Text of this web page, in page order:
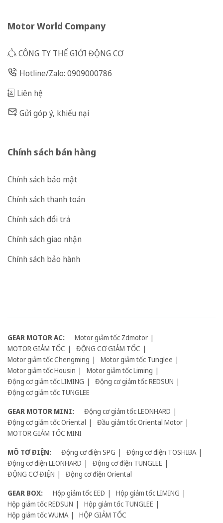
Motor World Company
CÔNG TY THẾ GIỚI ĐỘNG CƠ
Hotline/Zalo: 0909000786
Liên hệ
Gửi góp ý, khiếu nại
Chính sách bán hàng
Chính sách bảo mật
Chính sách thanh toán
Chính sách đổi trả
Chính sách giao nhận
Chính sách bảo hành
GEAR MOTOR AC:
Motor giảm tốc Zdmotor
MOTOR GIẢM TỐC
ĐỘNG CƠ GIẢM TỐC
Motor giảm tốc Chengming
Motor giảm tốc Tunglee
Motor giảm tốc Housin
Motor giảm tốc Liming
Động cơ giảm tốc LIMING
Động cơ giảm tốc REDSUN
Động cơ giảm tốc TUNGLEE
GEAR MOTOR MINI:
Động cơ giảm tốc LEONHARD
Động cơ giảm tốc Oriental
Đầu giảm tốc Oriental Motor
MOTOR GIẢM TỐC MINI
MÔ TƠ ĐIỆN:
Động cơ điện SPG
Động cơ điện TOSHIBA
Động cơ điện LEONHARD
Động cơ điện TUNGLEE
ĐỘNG CƠ ĐIỆN
Động cơ điện Oriental
GEAR BOX:
Hộp giảm tốc EED
Hộp giảm tốc LIMING
Hộp giảm tốc REDSUN
Hộp giảm tốc TUNGLEE
Hộp giảm tốc WUMA
HỘP GIẢM TỐC